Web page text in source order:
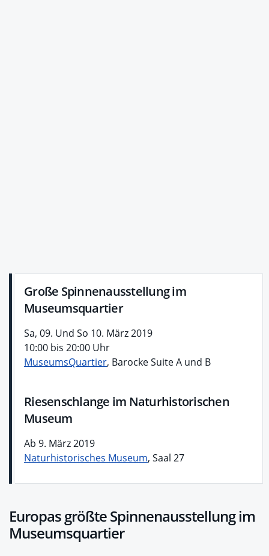
Große Spinnenausstellung im
Museumsquartier
Sa, 09. Und So 10. März 2019
10:00 bis 20:00 Uhr
MuseumsQuartier, Barocke Suite A und B
Riesenschlange im Naturhistorischen
Museum
Ab 9. März 2019
Naturhistorisches Museum, Saal 27
Europas größte Spinnenausstellung im
Museumsquartier